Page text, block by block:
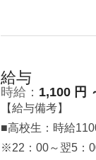
給与
時給： 1,100 円
【給与備考】
■高校生：時給
※22：00～翌5：